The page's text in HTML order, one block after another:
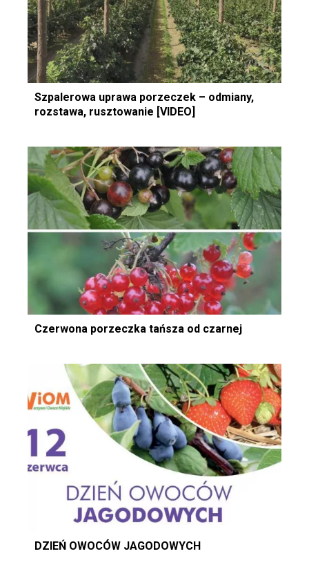
Szpalerowa uprawa porzeczek – odmiany,
rozstawa, rusztowanie [VIDEO]
Czerwona porzeczka tańsza od czarnej
DZIEŃ OWOCÓW JAGODOWYCH